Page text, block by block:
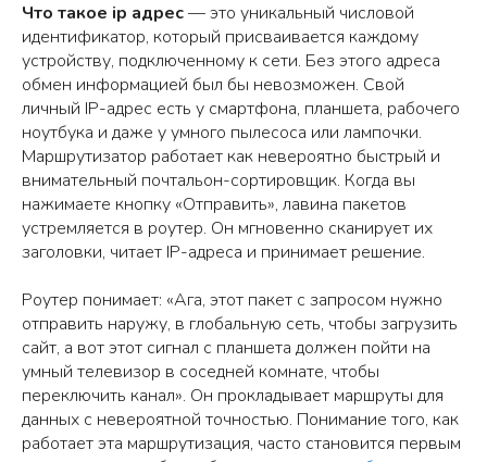
Что такое ip адрес— это уникальный числовой
идентификатор, который присваивается каждому
устройству, подключенному к сети. Без этого адреса
обмен информацией был бы невозможен. Свой
личный IP-адрес есть у смартфона, планшета, рабочего
ноутбука и даже у умного пылесоса или лампочки.
Маршрутизатор работает как невероятно быстрый и
внимательный почтальон-сортировщик. Когда вы
нажимаете кнопку «Отправить», лавина пакетов
устремляется в роутер. Он мгновенно сканирует их
заголовки, читает IP-адреса и принимает решение.
Роутер понимает: «Ага, этот пакет с запросом нужно
отправить наружу, в глобальную сеть, чтобы загрузить
сайт, а вот этот сигнал с планшета должен пойти на
умный телевизор в соседней комнате, чтобы
переключить канал». Он прокладывает маршруты для
данных с невероятной точностью. Понимание того, как
работает эта маршрутизация, часто становится первым